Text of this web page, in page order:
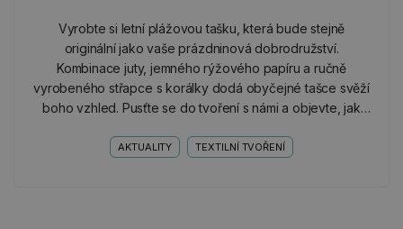
Vyrobte si letní plážovou tašku, která bude stejně
originální jako vaše prázdninová dobrodružství.
Kombinace juty, jemného rýžového papíru a ručně
vyrobeného střapce s korálky dodá obyčejné tašce svěží
boho vzhled. Pusťte se do tvoření s námi a objevte, jak
celé…
AKTUALITY TEXTILNÍ TVOŘENÍ